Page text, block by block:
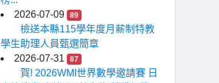
2026-07-09
89
檢送本縣115學年度月薪制特教
學生助理人員甄選簡章
2026-07-31
87
賀! 2026WMI世界數學邀請賽 日